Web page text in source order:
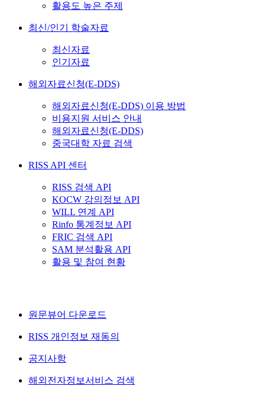
활용도 높은 주제
최신/인기 학술자료
최신자료
인기자료
해외자료신청(E-DDS)
해외자료신청(E-DDS) 이용 방법
비용지원 서비스 안내
해외자료신청(E-DDS)
중국대학 자료 검색
RISS API 센터
RISS 검색 API
KOCW 강의정보 API
WILL 연계 API
Rinfo 통계정보 API
FRIC 검색 API
SAM 분석활용 API
활용 및 참여 현황
원문뷰어 다운로드
RISS 개인정보 재동의
공지사항
해외전자정보서비스 검색